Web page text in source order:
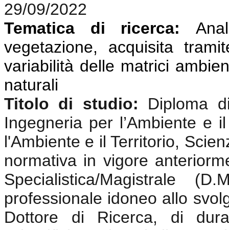
29/09/2022
Tematica di ricerca:
vegetazione, acquisita
variabilità delle matrici
naturali
Titolo di studio:
Diploma
Ingegneria per l’Ambiente e
l'Ambiente e il Territorio,
normativa in vigore
Specialistica/Magistrale
professionale idoneo allo
Dottore di Ricerca, di